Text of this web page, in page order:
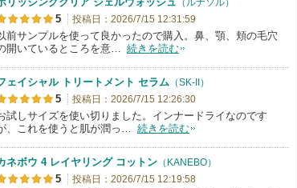
（ルナソル）
5 投稿日：2026/7/15 12:31:59
前サンプルを使って良かったので購入。鼻、顎、頬の毛穴
開いているところを意… 続きを読む
ェイシャル トリートメント セラム （SK-II）
5 投稿日：2026/7/15 12:26:30
試しサイズを使い切りました。インナードライなのです
、これを使うと肌が潤っ… 続きを読む
ネボウ 4 レイヤリング コットン （KANEBO）
5 投稿日：2026/7/15 12:19:58